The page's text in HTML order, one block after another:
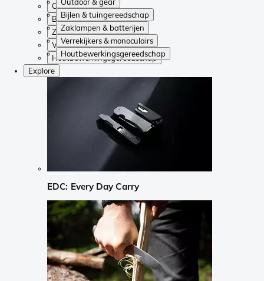
Bijlen & tuingereedschap
Zaklampen & batterijen
Verrekijkers & monoculairs
Houtbewerkingsgereedschap
Outdoor & gear
Bijlen & tuingereedschap
Zaklampen & batterijen
Verrekijkers & monoculairs
Houtbewerkingsgereedschap
Explore
EDC: Every Day Carry